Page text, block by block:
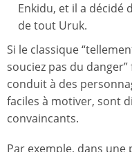
Enkidu, et il a
de tout Uruk.
Si le classique
souciez pas du
conduit à des
faciles à motiver, sont
convaincants.
Par exemple, dans une